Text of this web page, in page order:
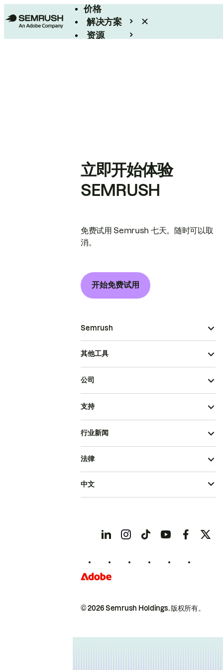
价格
解决方案
资源
立即开始体验
SEMRUSH
免费试用 Semrush 七天。随时可以取
消。
开始免费试用
Semrush
其他工具
公司
支持
行业新闻
© 2026 Semrush Holdings.版权所有。
法律
中文